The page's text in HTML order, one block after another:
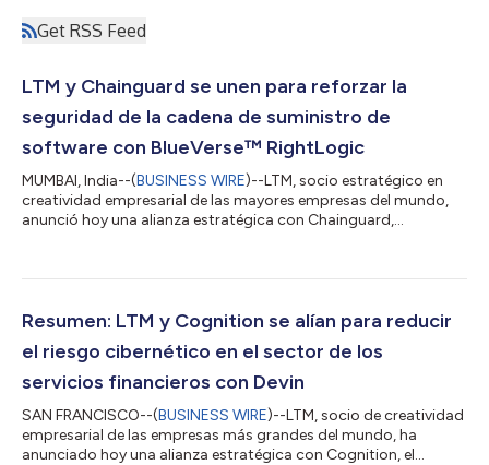
Get RSS Feed
LTM y Chainguard se unen para reforzar la
seguridad de la cadena de suministro de
software con BlueVerse™ RightLogic
MUMBAI, India--(BUSINESS WIRE)--LTM, socio estratégico en
creatividad empresarial de las mayores empresas del mundo,
anunció hoy una alianza estratégica con Chainguard,
mediante BlueVerse™ RightLogic, el marco de evaluación de
colaboración permite a las organizaciones fortalecer su
seguridad sin sacrificar la velocidad ni...
Resumen: LTM y Cognition se alían para reducir
el riesgo cibernético en el sector de los
servicios financieros con Devin
SAN FRANCISCO--(BUSINESS WIRE)--LTM, socio de creatividad
empresarial de las empresas más grandes del mundo, ha
anunciado hoy una alianza estratégica con Cognition, el